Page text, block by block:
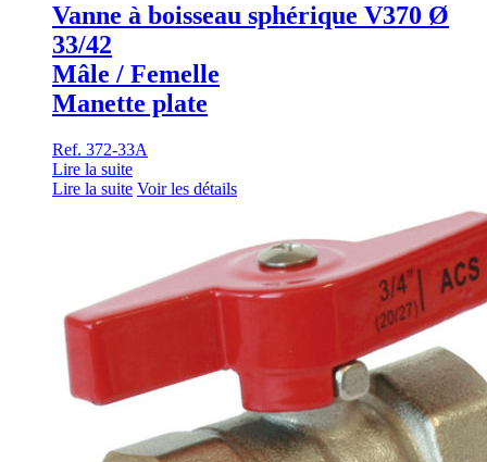
Vanne à boisseau sphérique V370 Ø
33/42
Mâle / Femelle
Manette plate
Ref. 372-33A
Lire la suite
Lire la suite Voir les détails